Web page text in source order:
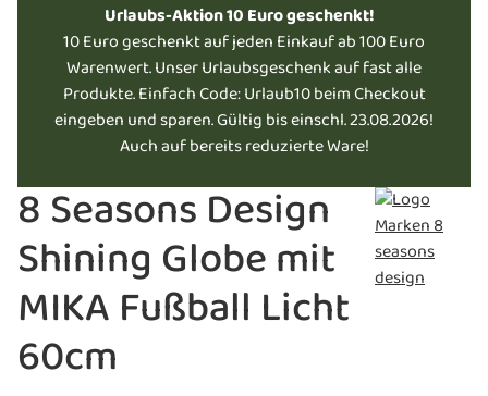
Urlaubs-Aktion 10 Euro geschenkt!
10 Euro geschenkt auf jeden Einkauf ab 100 Euro
Warenwert. Unser Urlaubsgeschenk auf fast alle
Produkte. Einfach Code: Urlaub10 beim Checkout
eingeben und sparen. Gültig bis einschl. 23.08.2026!
Auch auf bereits reduzierte Ware!
8 Seasons Design
Shining Globe mit
MIKA Fußball Licht
60cm